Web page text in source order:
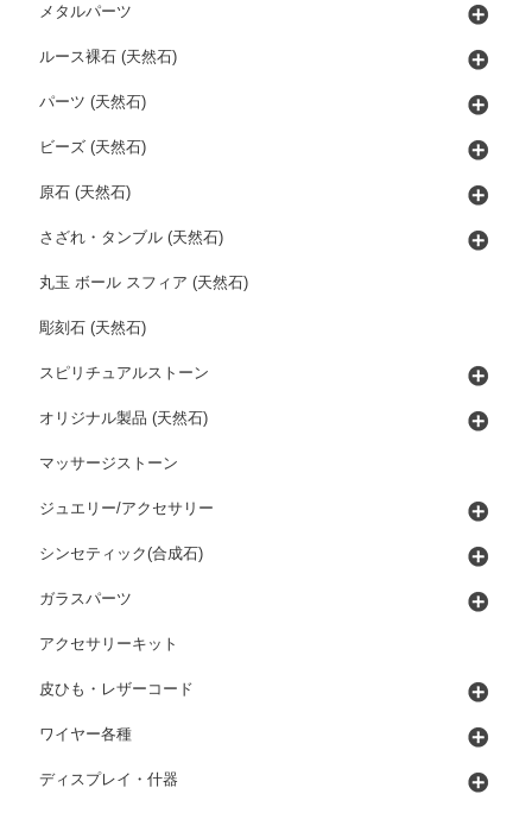
メタルパーツ
ルース裸石 (天然石)
パーツ (天然石)
ビーズ (天然石)
原石 (天然石)
さざれ・タンブル (天然石)
丸玉 ボール スフィア (天然石)
彫刻石 (天然石)
スピリチュアルストーン
オリジナル製品 (天然石)
マッサージストーン
ジュエリー/アクセサリー
シンセティック(合成石)
ガラスパーツ
アクセサリーキット
皮ひも・レザーコード
ワイヤー各種
ディスプレイ・什器